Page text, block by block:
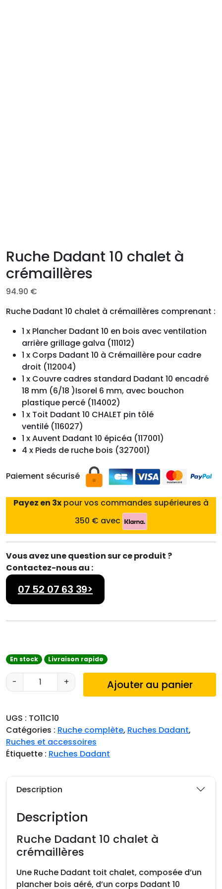
Ruche Dadant 10 chalet à
crémaillères
94.90 €
Ruche Dadant 10 chalet à crémaillères comprenant :
1 x Plancher Dadant 10 en bois avec ventilation
arrière grillage galva (111012)
1 x Corps Dadant 10 à Crémaillère pour cadre
droit (112004)
1 x Couvre cadres standard Dadant 10 encadré
18 mm (6/18 )Isorel 6 mm, avec bouchon
plastique percé (114002)
1 x Toit Dadant 10 CHALET pin tôlé
ventilé (116027)
1 x Auvent Dadant 10 épicéa (117001)
4 x Pieds de ruche bois (327001)
Paiement sécurisé
Payez en 3x pour vos commandes supérieures à
350 € avec
Vous avez une question sur ce produit ?
Contactez-nous au :
07 52 07 63 39>
En stock Livraison rapide
-
q
u
n
t
i
t
+ Ajouter au panier
UGS : TO11C10
Catégories : Ruche complète, Ruches Dadant,
Ruches et accessoires
Étiquette : Ruches Dadant
Description
Description
Ruche Dadant 10 chalet à
crémaillères
Une Ruche Dadant toit chalet, composée d’un
plancher bois aéré, d’un corps Dadant 10